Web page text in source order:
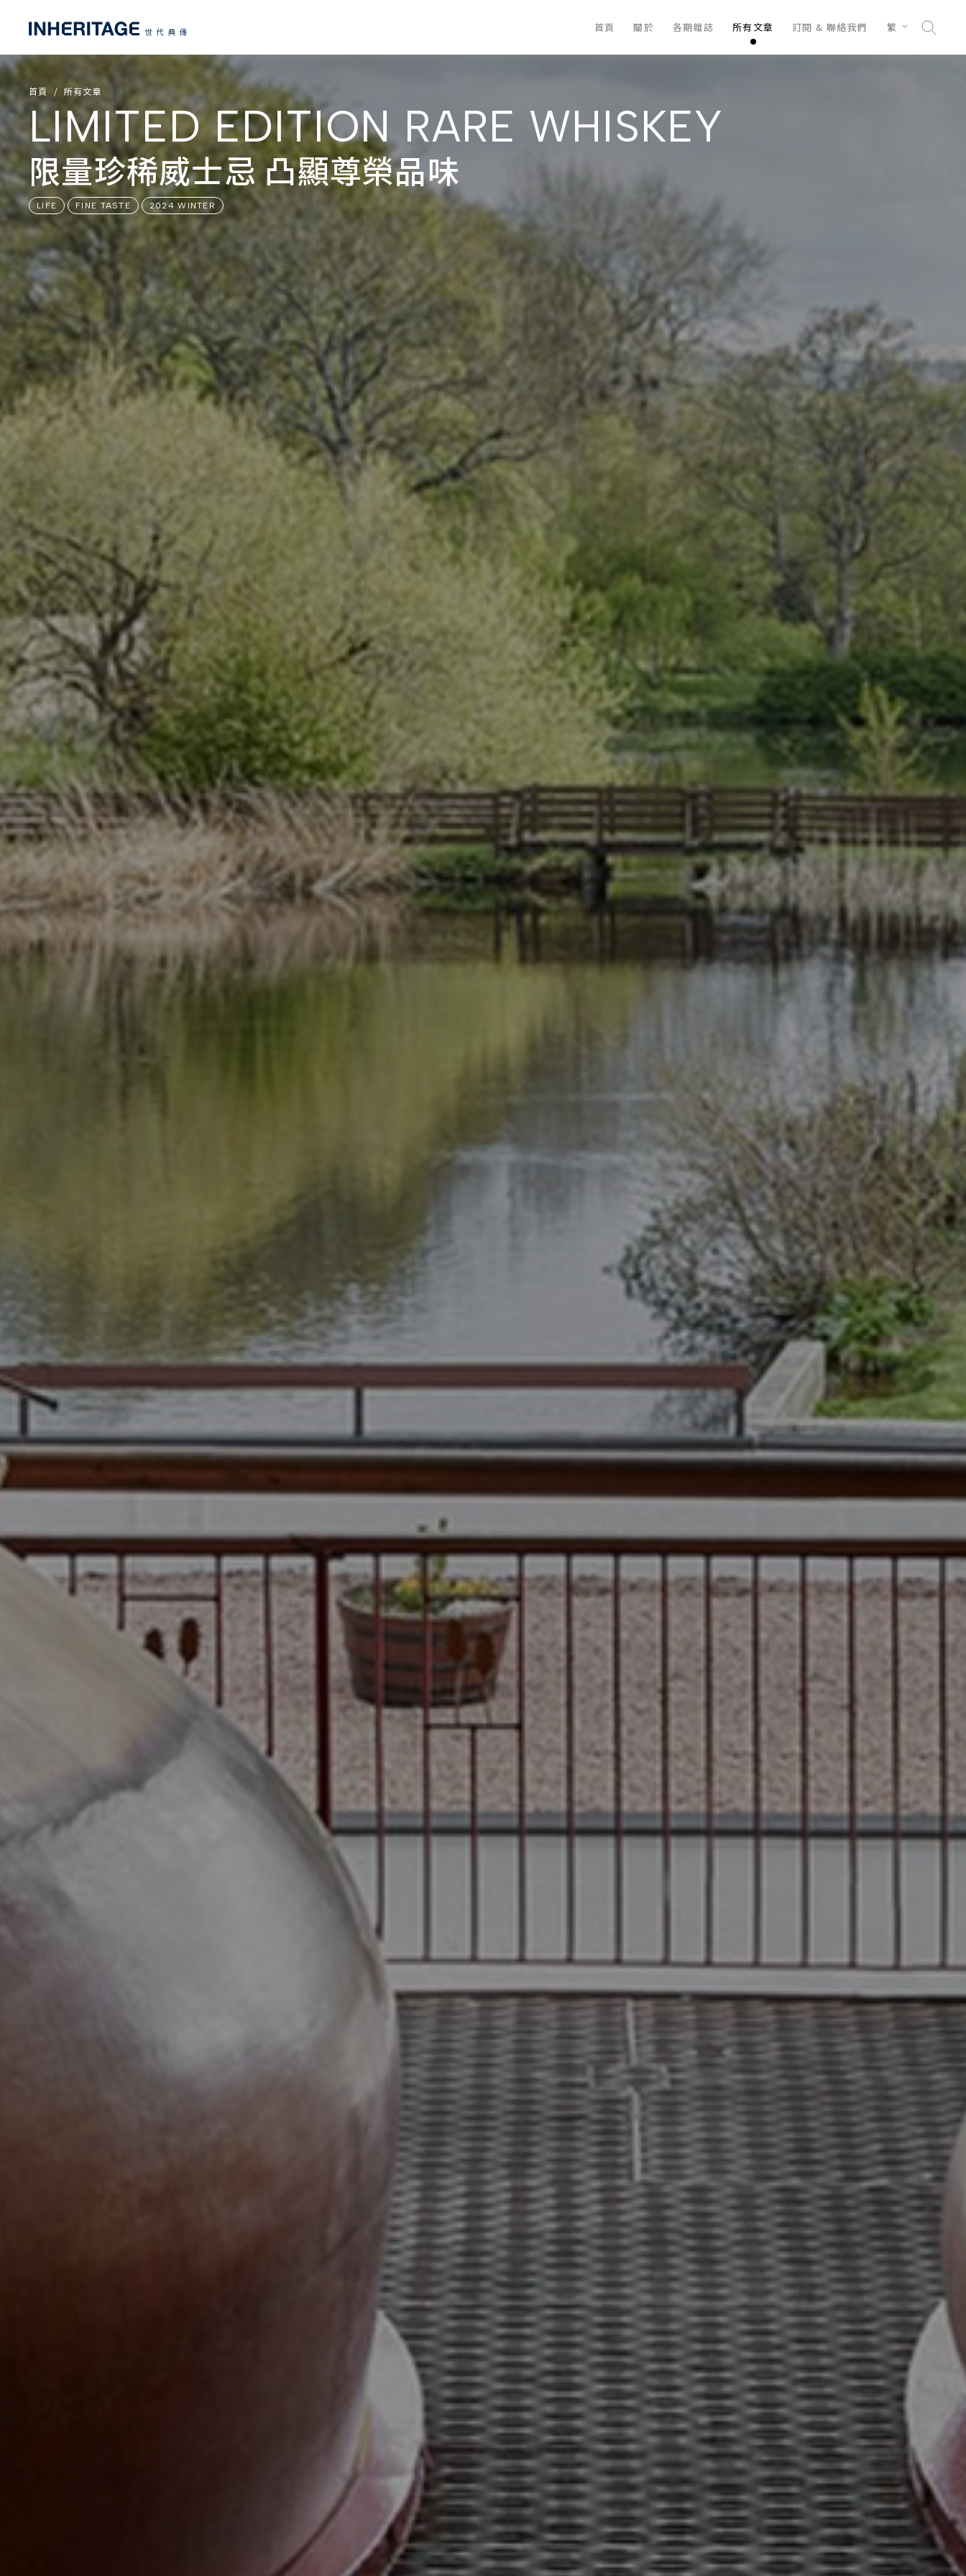
首頁 關於 各期雜誌 所有文章 訂閱 & 聯絡我們 繁
首頁 所有文章
LIMITED EDITION RARE WHISKEY
限量珍稀威士忌 凸顯尊榮品味
LIFE FINE TASTE 2024 WINTER